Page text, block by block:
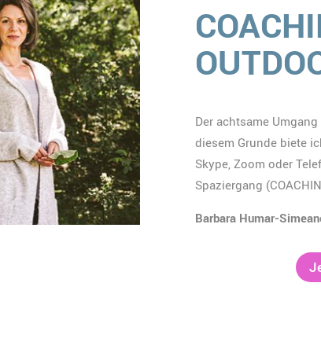
Der achtsame
diesem Grunde biete
Skype, Zoom oder
Spaziergang
Barbara Humar-